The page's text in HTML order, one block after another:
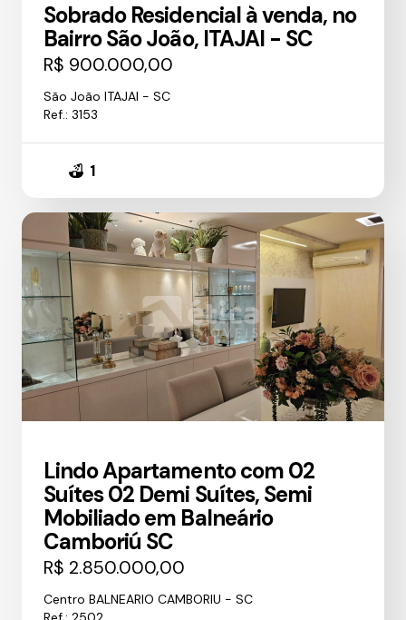
Sobrado Residencial à venda, no
Bairro São João, ITAJAI - SC
R$ 900.000,00
São João ITAJAI - SC
Ref.: 3153
1
Lindo Apartamento com 02
Suítes 02 Demi Suítes, Semi
Mobiliado em Balneário
Camboriú SC
R$ 2.850.000,00
Centro BALNEARIO CAMBORIU - SC